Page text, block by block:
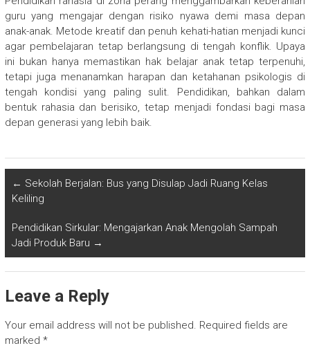
guru yang mengajar dengan risiko nyawa demi masa depan
anak-anak. Metode kreatif dan penuh kehati-hatian menjadi kunci
agar pembelajaran tetap berlangsung di tengah konflik. Upaya
ini bukan hanya memastikan hak belajar anak tetap terpenuhi,
tetapi juga menanamkan harapan dan ketahanan psikologis di
tengah kondisi yang paling sulit. Pendidikan, bahkan dalam
bentuk rahasia dan berisiko, tetap menjadi fondasi bagi masa
depan generasi yang lebih baik.
← Sekolah Berjalan: Bus yang Disulap Jadi Ruang Kelas
Keliling
Pendidikan Sirkular: Mengajarkan Anak Mengolah Sampah
Jadi Produk Baru →
Leave a Reply
Your email address will not be published. Required fields are
marked *